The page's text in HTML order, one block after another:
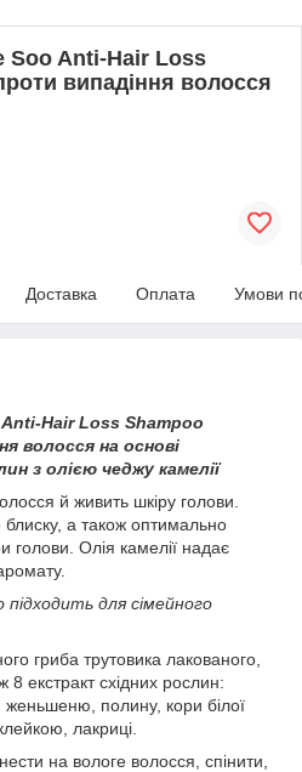
Soo Anti-Hair Loss
випадіння волосся
Доставка Оплата Умови
Hair Loss Shampoo
волосся на основі
з олією чеджу камелії
й живить шкіру голови.
а також оптимально
голови. Олія камелії надає
для сімейного
гриба трутовика лакованого,
екстракт східних рослин:
женьшеню, полину, кори білої
лакриці.
на вологе волосся, спінити,